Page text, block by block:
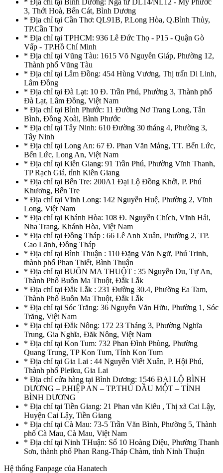
3, Thới Hoà, Bến Cát, Bình Dương
* Địa chỉ tại Cần Thơ: QL91B, P.Long Hòa, Q.Bình Thủy,
TP.Cần Thơ
* Địa chỉ tại TPHCM: 936 Lê Đức Thọ - P15 - Quận Gò
Vấp - TP.Hồ Chí Minh
* Địa chỉ tại Vũng Tàu: 1615 Võ Nguyên Giáp, Phường 12,
Thành phố Vũng Tàu
* Địa chỉ tại Lâm Đồng: 454 Hùng Vương, Thị trấn Di Linh,
Lâm Đồng
* Địa chỉ tại Đà Lạt: 10 Đ. Trần Phú, Phường 3, Thành phố
Đà Lạt, Lâm Đồng, Việt Nam
* Địa chỉ tại Bình Phước: 11 Đường Nơ Trang Long, Tân
Bình, Đồng Xoài, Bình Phước
* Địa chỉ tại Tây Ninh: 610 Đường 30 tháng 4, Phường 3,
Tây Ninh
* Địa chỉ tại Long An: 67 Đ. Phan Văn Mảng, TT. Bến Lức,
Bến Lức, Long An, Việt Nam
* Địa chỉ tại Kiên Giang: 91 Trần Phú, Phường Vĩnh Thanh,
TP Rạch Giá, tỉnh Kiên Giang
* Địa chỉ tại Bến Tre: 200A1 Đại Lộ Đồng Khởi, P. Phú
Khương, Bến Tre
* Địa chỉ tại Vĩnh Long: 142 Nguyễn Huệ, Phường 2, Vĩnh
Long, Việt Nam
* Địa chỉ tại Khánh Hòa: 108 Đ. Nguyễn Chích, Vĩnh Hải,
Nha Trang, Khánh Hòa, Việt Nam
* Địa chỉ tại Đồng Tháp : 66 Lê Anh Xuân, Phường 2, TP.
Cao Lãnh, Đồng Tháp
* Địa chỉ tại Bình Thuận : 110 Đặng Văn Ngữ, Phú Trinh,
thành phố Phan Thiết, Bình Thuận
* Địa chỉ tại BUÔN MA THUỘT : 35 Nguyễn Du, Tự An,
Thành Phố Buôn Ma Thuột, Đắk Lắk
* Địa chỉ tại Đắk Lắk : 231 Đường 30.4, Phường Ea Tam,
Thành Phố Buôn Ma Thuột, Đắk Lắk
* Địa chỉ tại Sóc Trăng: 36 Nguyễn Văn Hữu, Phường 1, Sóc
Trăng, Việt Nam
* Địa chỉ tại Đắk Nông: 172 23 Tháng 3, Phường Nghĩa
Trung, Gia Nghĩa, Đăk Nông, Việt Nam
* Địa chỉ tại Kon Tum: 732 Phan Đình Phùng, Phường
Quang Trung, TP Kon Tum, Tỉnh Kon Tum
* Địa chỉ tại Gia Lai : 44 Nguyễn Viết Xuân, P. Hội Phú,
Thành phố Pleiku, Gia Lai
* Địa chỉ cửa hàng tại Bình Dương: 1546 ĐẠI LỘ BÌNH
DƯƠNG – P.HIỆP AN – TP.THỦ DẦU MỘT – TỈNH
BÌNH DƯƠNG
* Địa chỉ tại Tiền Giang: 21 Phan văn Kiêu , Thị xã Cai Lậy,
Huyện Cai Lậy, Tiền Giang
* Địa chỉ tại Cà Mau: 73-5 Trần Văn Bình, Phường 5, Thành
phố Cà Mau, Cà Mau, Việt Nam
* Địa chỉ tại Ninh THuận: Số 10 Hoàng Diệu, Phường Thanh
Sơn, thành phố Phan Rang-Tháp Chàm, tỉnh Ninh Thuận
Hệ thống Fanpage của Hanatech